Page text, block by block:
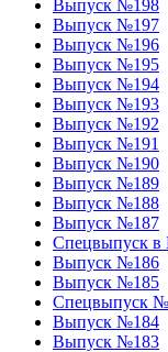
Выпуск №198
Выпуск №197
Выпуск №196
Выпуск №195
Выпуск №194
Выпуск №193
Выпуск №192
Выпуск №191
Выпуск №190
Выпуск №189
Выпуск №188
Выпуск №187
Спецвыпуск в
Выпуск №186
Выпуск №185
Спецвыпуск
Выпуск №184
Выпуск №183